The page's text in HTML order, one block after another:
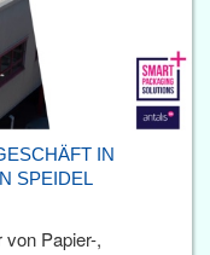
IN
SPEIDEL
Papier-,